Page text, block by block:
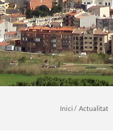
Inici / Actualitat